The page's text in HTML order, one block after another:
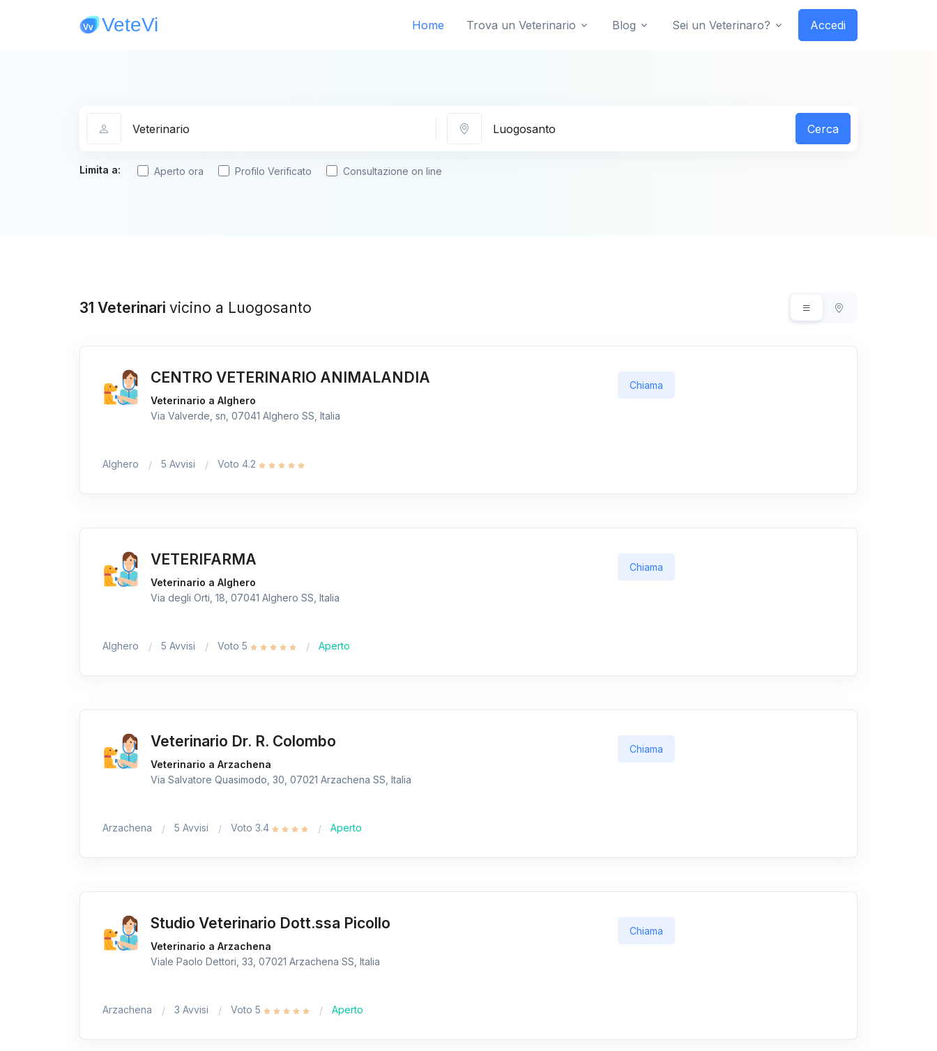
Home Trova un Veterinario Blog Sei un Veterinaro? Accedi
Cerca
Limita a: Aperto ora Profilo Verificato Consultazione on line
31 Veterinari vicino a Luogosanto
CENTRO VETERINARIO ANIMALANDIA
Veterinario a Alghero
Via Valverde, sn, 07041 Alghero SS, Italia
Chiama
Alghero 5 Avvisi Voto 4.2
VETERIFARMA
Veterinario a Alghero
Via degli Orti, 18, 07041 Alghero SS, Italia
Chiama
Alghero 5 Avvisi Voto 5 Aperto
Veterinario Dr. R. Colombo
Veterinario a Arzachena
Via Salvatore Quasimodo, 30, 07021 Arzachena SS, Italia
Chiama
Arzachena 5 Avvisi Voto 3.4 Aperto
Studio Veterinario Dott.ssa Picollo
Veterinario a Arzachena
Viale Paolo Dettori, 33, 07021 Arzachena SS, Italia
Chiama
Arzachena 3 Avvisi Voto 5 Aperto